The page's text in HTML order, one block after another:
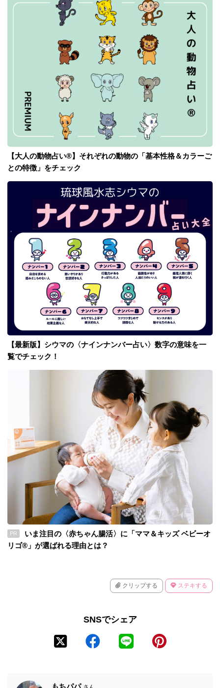
【大人の動物占い®】それぞれの動物の「基本性格＆カラーご
との特徴」をチェック
【最新版】シウマの〈ナインナンバー占い〉数字の意味を一
覧でチェック！
PR
いま注目の〈赤ちゃん腸活〉に「ママ＆キッズ ベビーオ
リゴ®」が選ばれる理由とは？
クリップする ステキする
SNSでシェア
もちパパ